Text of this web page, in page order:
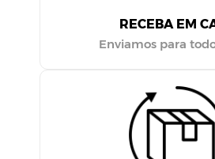
RECEBA EM
Enviamos para